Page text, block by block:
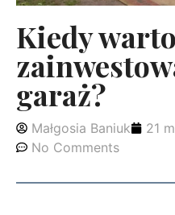
Kiedy warto
garaż?
Małgosia Baniuk 21
No Comments